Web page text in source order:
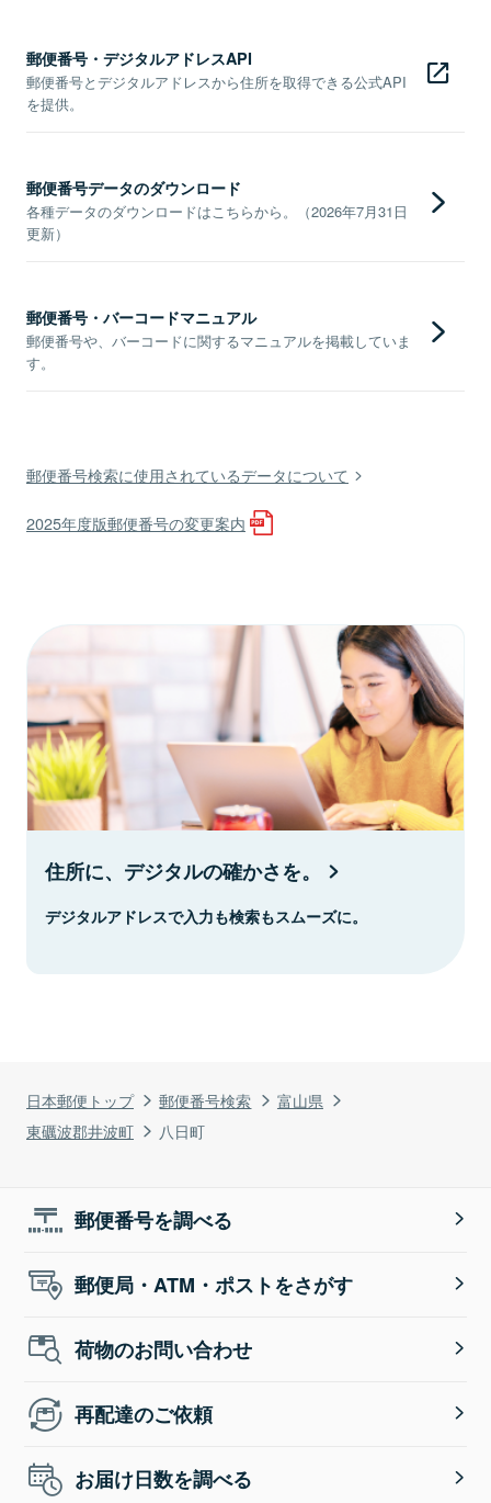
日本郵便トップ 郵便番号検索
富山県
東礪波郡井波町
八日町
郵便番号・デジタルアドレスAPI
郵便番号とデジタルアドレスから住所を取得できる公式API
を提供。
郵便番号データのダウンロード
各種データのダウンロードはこちらから。（2026年7月31日
更新）
郵便番号・バーコードマニュアル
郵便番号や、バーコードに関するマニュアルを掲載していま
す。
郵便番号検索に使用されているデータについて
2025年度版郵便番号の変更案内
住所に、デジタルの確かさを。
デジタルアドレスで入力も検索もスムーズに。
郵便番号を調べる
郵便局・ATM・ポストをさがす
荷物のお問い合わせ
再配達のご依頼
お届け日数を調べる